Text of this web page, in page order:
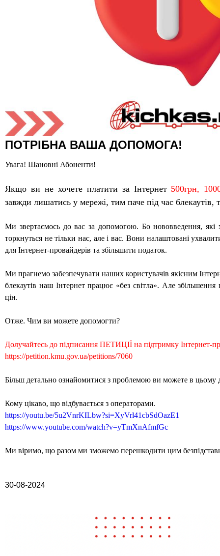
ПОТРІБНА ВАША ДОПОМОГА!
Увага! Шановні Абоненти!
Якщо ви не хочете платити за Інтернет 500грн,
завжди лишатись у мережі, тим паче під час блекаутів,
Ми звертаємось до вас за допомогою. Бо нововведення, які
торкнуться не тільки нас, але і вас. Вони налаштовані
для Інтернет-провайдерів та збільшити податок.
Ми прагнемо забезпечувати наших користувачів якісним
блекаутів наш Інтернет працює «без світла». Але
цін.
Отже. Чим ви можете допомогти?
Долучайтесь до підписання ПЕТИЦІЇ на підтримку Інтернет-
https://petition.kmu.gov.ua/petitions/7060
Більш детально ознайомитися з проблемою ви можете в цьому
Кому цікаво, що відбувається з операторами.
https://youtu.be/5u2VnrKILbw?si=XyVrl41cbSdOazE1
https://www.youtube.com/watch?v=yTmXnAfmfGc
Ми віримо, що разом ми зможемо перешкодити цим
30-08-2024